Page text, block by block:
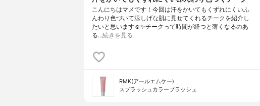
こんにちはマメです！今回は汗をかいてもくずれにくいふ
んわり色づいて涼しげな肌に見せてくれるチークを紹介し
たいと思います☺️✨チークって時間が経つと薄くなるのあ
る…続きを見る
RMK(アールエムケー)
スプラッシュカラーブラッシュ